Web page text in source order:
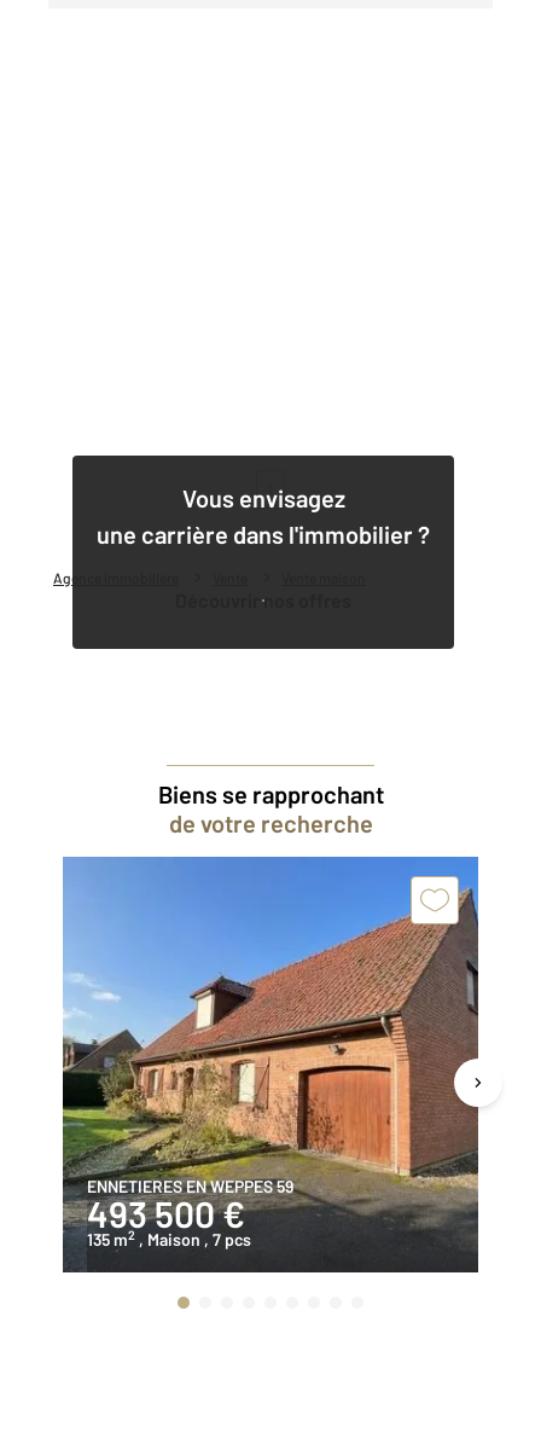
Agence immobilière
Vous envisagez
une carrière dans l'immobilier ?
Découvrir nos offres
Biens se rapprochant
de votre recherche
ENNETIERES EN WEPPES 59
493 500 €
135 m2 , Maison , 7 pcs